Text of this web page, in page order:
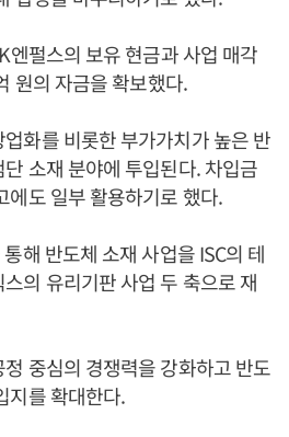
엔펄스의 보유 현금과 사업 매각
원의 자금을 확보했다.
화를 비롯한 부가가치가 높은 반
소재 분야에 투입된다. 차입금
에도 일부 활용하기로 했다.
해 반도체 소재 사업을 ISC의 테
의 유리기판 사업 두 축으로 재
중심의 경쟁력을 강화하고 반도
지를 확대한다.